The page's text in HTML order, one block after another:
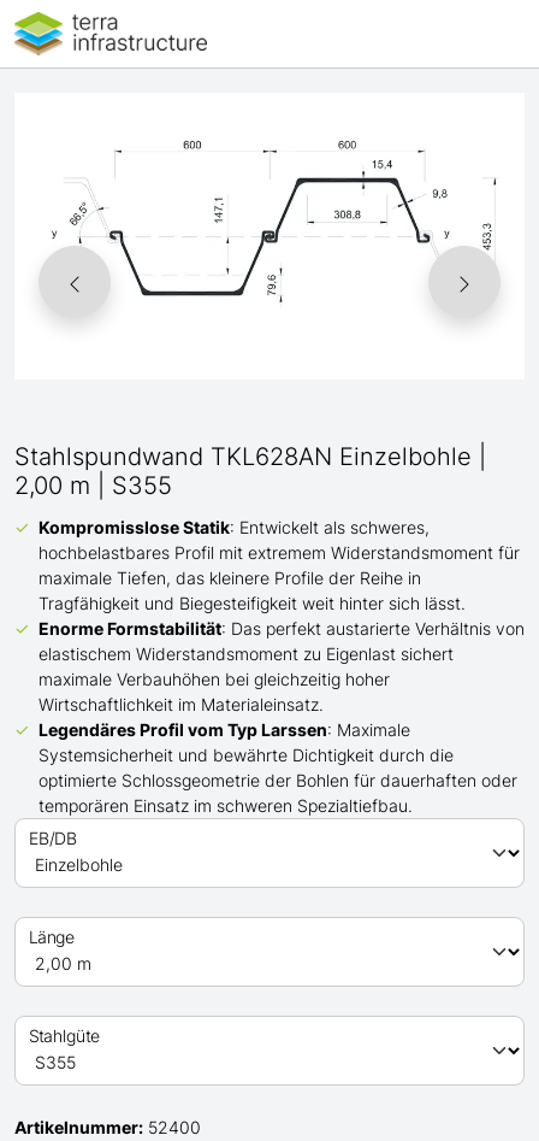
Stahlspundwand TKL628AN Einzelbohle |
2,00 m | S355
Kompromisslose Statik: Entwickelt als schweres,
hochbelastbares Profil mit extremem Widerstandsmoment für
maximale Tiefen, das kleinere Profile der Reihe in
Tragfähigkeit und Biegesteifigkeit weit hinter sich lässt.
Enorme Formstabilität: Das perfekt austarierte Verhältnis von
elastischem Widerstandsmoment zu Eigenlast sichert
maximale Verbauhöhen bei gleichzeitig hoher
Wirtschaftlichkeit im Materialeinsatz.
Legendäres Profil vom Typ Larssen: Maximale
Systemsicherheit und bewährte Dichtigkeit durch die
optimierte Schlossgeometrie der Bohlen für dauerhaften oder
temporären Einsatz im schweren Spezialtiefbau.
EB/DB
Länge
Stahlgüte
Artikelnummer: 52400